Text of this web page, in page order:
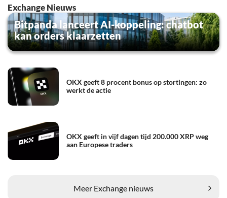
Exchange Nieuws
Bitpanda lanceert AI-koppeling: chatbot
kan orders klaarzetten
OKX geeft 8 procent bonus op stortingen: zo
werkt de actie
OKX geeft in vijf dagen tijd 200.000 XRP weg
aan Europese traders
Meer Exchange nieuws